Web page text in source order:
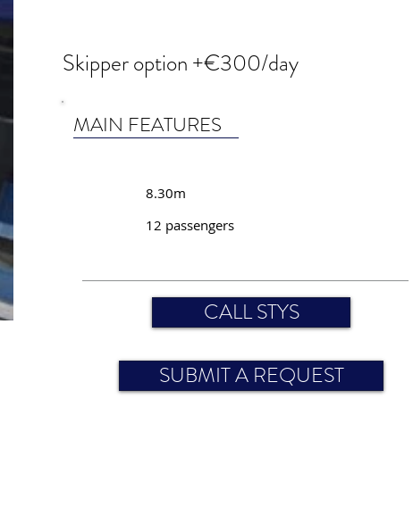
Skipper option +€300/day
MAIN FEATURES
8.30m
12 passengers
CALL STYS
SUBMIT A REQUEST